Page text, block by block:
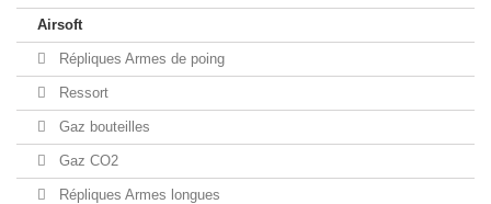
Airsoft
Répliques Armes de poing
Ressort
Gaz bouteilles
Gaz CO2
Répliques Armes longues